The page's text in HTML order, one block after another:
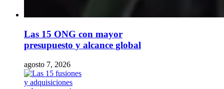
Las 15 ONG con mayor
presupuesto y alcance global
agosto 7, 2026